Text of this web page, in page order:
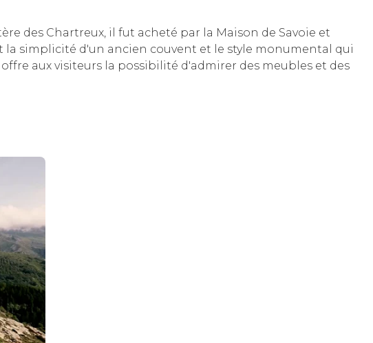
des Chartreux, il fut acheté par la Maison de Savoie et
simplicité d'un ancien couvent et le style monumental qui
aux visiteurs la possibilité d'admirer des meubles et des